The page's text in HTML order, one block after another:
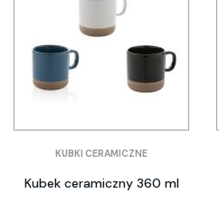
KUBKI CERAMICZNE
Kubek ceramiczny 360 ml